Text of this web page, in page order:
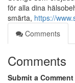
för alla dina
smärta, https://
Comments
Comments
Submit a Comment